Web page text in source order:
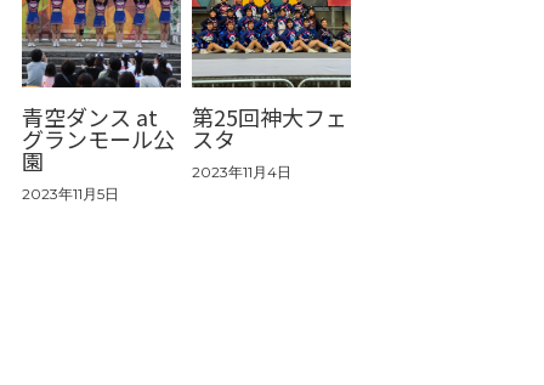
青空ダンス at
グランモール公
園
2023年11月5日
第25回神大フェ
スタ
2023年11月4日